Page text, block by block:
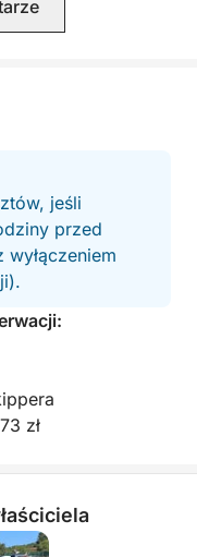
jeśli
przed
zł